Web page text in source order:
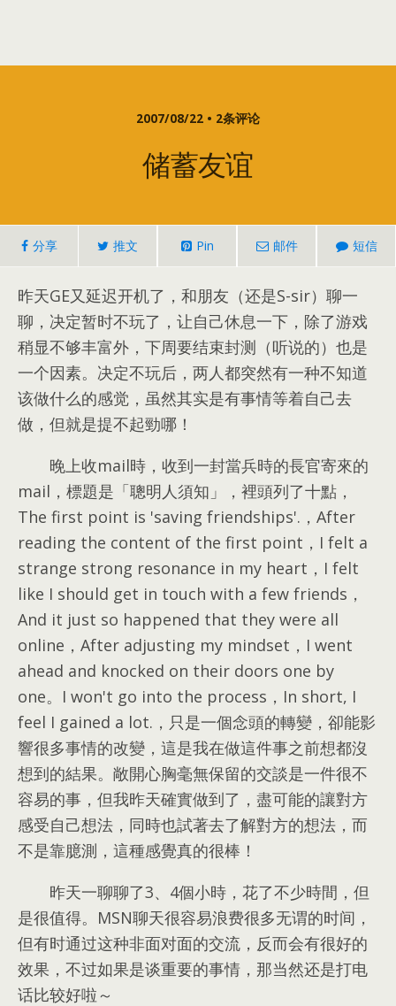
2007/08/22 • 2条评论
储蓄友谊
分享 推文 Pin 邮件 短信
昨天GE又延迟开机了，和朋友（还是S-sir）聊一
聊，决定暂时不玩了，让自己休息一下，除了游戏
稍显不够丰富外，下周要结束封测（听说的）也是
一个因素。决定不玩后，两人都突然有一种不知道
该做什么的感觉，虽然其实是有事情等着自己去
做，但就是提不起勁哪！
晚上收mail時，收到一封當兵時的長官寄來的
mail，標題是「聰明人須知」，裡頭列了十點，
The first point is 'saving friendships'.，After
reading the content of the first point，I felt a
strange strong resonance in my heart，I felt
like I should get in touch with a few friends，
And it just so happened that they were all
online，After adjusting my mindset，I went
ahead and knocked on their doors one by
one。I won't go into the process，In short, I
feel I gained a lot.，只是一個念頭的轉變，卻能影
響很多事情的改變，這是我在做這件事之前想都沒
想到的結果。敞開心胸毫無保留的交談是一件很不
容易的事，但我昨天確實做到了，盡可能的讓對方
感受自己想法，同時也試著去了解對方的想法，而
不是靠臆測，這種感覺真的很棒！
昨天一聊聊了3、4個小時，花了不少時間，但
是很值得。MSN聊天很容易浪费很多无谓的时间，
但有时通过这种非面对面的交流，反而会有很好的
效果，不过如果是谈重要的事情，那当然还是打电
话比较好啦～